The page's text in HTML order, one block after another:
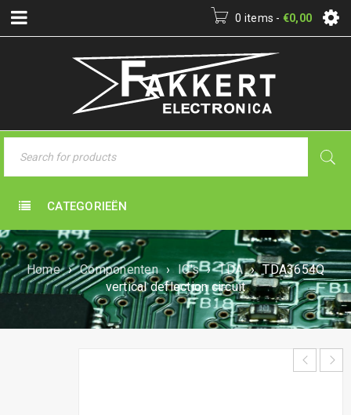
0 items - €0,00
CATEGORIEËN
Home › Componenten › IC's › TDA › TDA3654Q
vertical deflection circuit